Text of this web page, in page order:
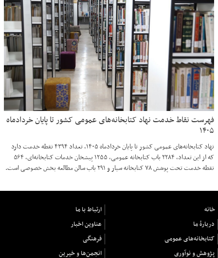
فهرست نقاط خدمت نهاد کتابخانه‌های عمومی کشور تا پایان خردادماه
۱۴۰۵
نهاد کتابخانه‌های عمومی کشور تا پایان خردادماه ۱۴۰۵، تعداد ۴۳۹۴ نقطه خدمت دارد
که از این تعداد، ۲۲۸۴ باب کتابخانه عمومی، ۱۲۵۵ پیشخان خدمات کتابخانه‌ای، ۵۶۴
نقطه خدمت تحت پوشش ۷۸ کتابخانه سیار و ۲۹۱ باب سالن مطالعه بخش خصوصی است.
خانه
ارتباط با ما
دربارهٔ ما
عناوین اخبار
کتابخانه‌های عمومی
فرهنگی
پژوهش و نوآوری
انجمن‌ها و خیرین